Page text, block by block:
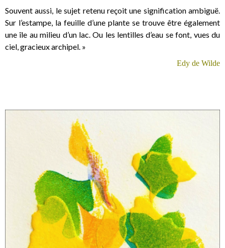
Souvent aussi, le sujet retenu reçoit une signification ambiguë.
Sur l’estampe, la feuille d’une plante se trouve être également
une île au milieu d’un lac. Ou les lentilles d’eau se font, vues du
ciel, gracieux archipel. »
Edy de Wilde